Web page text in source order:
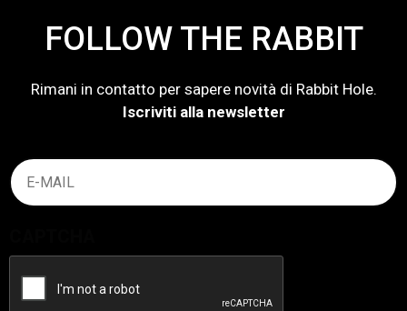
FOLLOW THE RABBIT
Rimani in contatto per sapere novità di Rabbit Hole.
Iscriviti alla newsletter
Email
(Obbligatorio)